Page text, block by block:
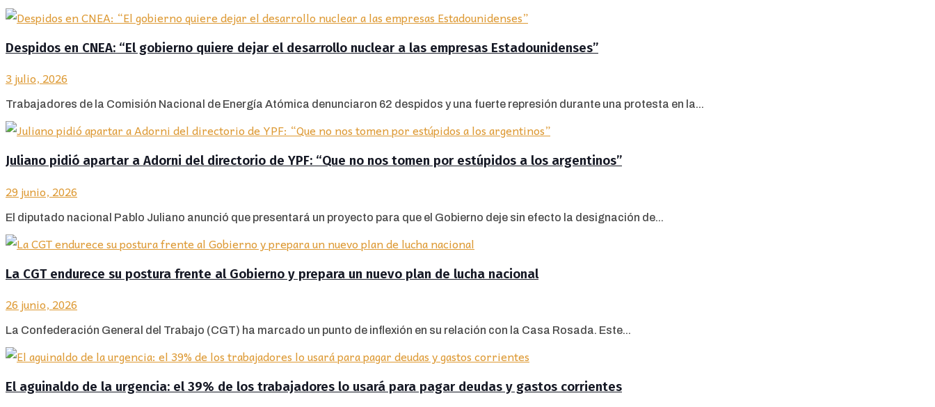
Despidos en CNEA: “El gobierno quiere dejar el desarrollo nuclear a las empresas Estadounidenses”
3 julio, 2026
Trabajadores de la Comisión Nacional de Energía Atómica denunciaron 62 despidos y una fuerte represión durante una protesta en la...
Juliano pidió apartar a Adorni del directorio de YPF: “Que no nos tomen por estúpidos a los argentinos”
29 junio, 2026
El diputado nacional Pablo Juliano anunció que presentará un proyecto para que el Gobierno deje sin efecto la designación de...
La CGT endurece su postura frente al Gobierno y prepara un nuevo plan de lucha nacional
26 junio, 2026
La Confederación General del Trabajo (CGT) ha marcado un punto de inflexión en su relación con la Casa Rosada. Este...
El aguinaldo de la urgencia: el 39% de los trabajadores lo usará para pagar deudas y gastos corrientes